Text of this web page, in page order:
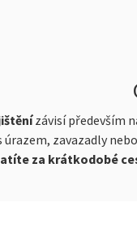
závisí především
zavazadly
za krátkodobé